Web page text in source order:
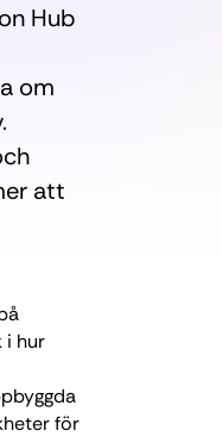
Hub
om
att
i hur
för